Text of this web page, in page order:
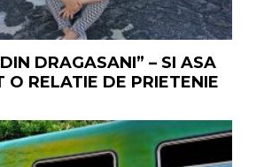
DRAGASANI” – SI ASA
O RELATIE DE PRIETENIE